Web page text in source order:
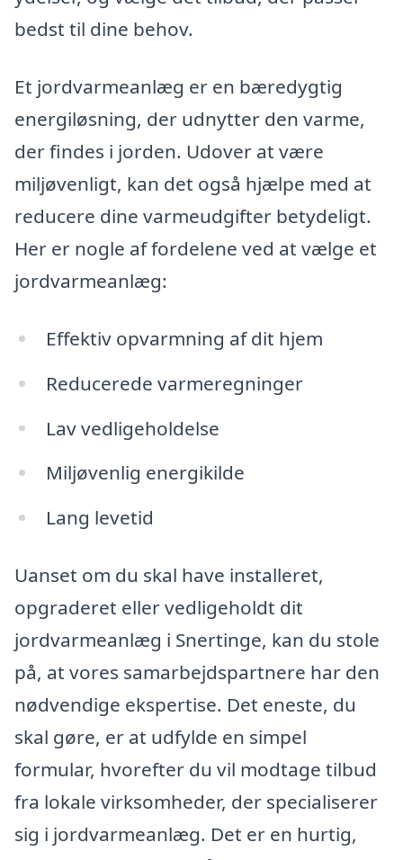
bedst til dine behov.
Et jordvarmeanlæg er en bæredygtig
energiløsning, der udnytter den varme,
der findes i jorden. Udover at være
miljøvenligt, kan det også hjælpe med at
reducere dine varmeudgifter betydeligt.
Her er nogle af fordelene ved at vælge et
jordvarmeanlæg:
Effektiv opvarmning af dit hjem
Reducerede varmeregninger
Lav vedligeholdelse
Miljøvenlig energikilde
Lang levetid
Uanset om du skal have installeret,
opgraderet eller vedligeholdt dit
jordvarmeanlæg i Snertinge, kan du stole
på, at vores samarbejdspartnere har den
nødvendige ekspertise. Det eneste, du
skal gøre, er at udfylde en simpel
formular, hvorefter du vil modtage tilbud
fra lokale virksomheder, der specialiserer
sig i jordvarmeanlæg. Det er en hurtig,